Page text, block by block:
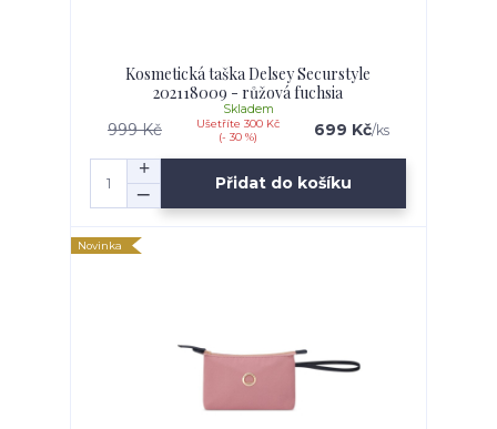
Kosmetická taška Delsey Securstyle
202118009 - růžová fuchsia
999 Kč
Ušetříte 300 Kč
(- 30 %)
699 Kč/ks
Skladem
Přidat do košíku
Novinka